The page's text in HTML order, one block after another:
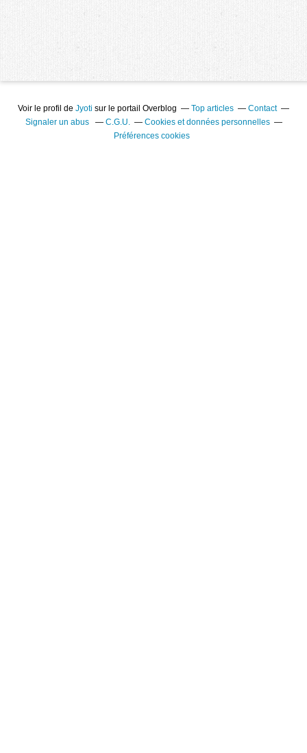
Voir le profil de Jyoti sur le portail Overblog Top articles
Contact
Signaler un abus
C.G.U.
Cookies et données personnelles
Préférences cookies